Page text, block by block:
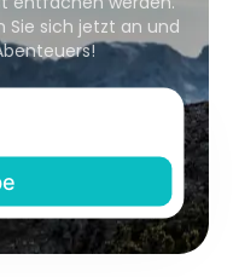
Sie sich jetzt an und